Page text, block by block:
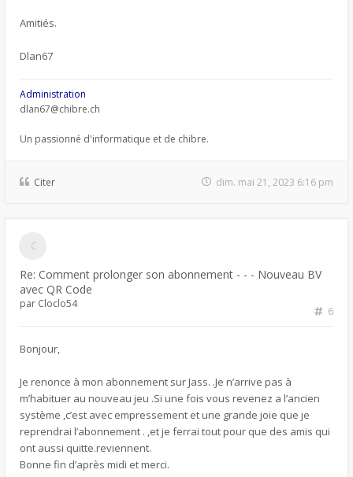
Amitiés.
Dlan67
Administration
dlan67@chibre.ch
Un passionné d'informatique et de chibre.
Citer dim. mai 21, 2023 6:16 pm
Re: Comment prolonger son abonnement - - - Nouveau BV
avec QR Code
6
par Cloclo54
Bonjour,
Je renonce à mon abonnement sur Jass. .Je n’arrive pas à
m’habituer au nouveau jeu .Si une fois vous revenez a l’ancien
système ,c’est avec empressement et une grande joie que je
reprendrai l’abonnement . ,et je ferrai tout pour que des amis qui
ont aussi quitte.reviennent.
Bonne fin d’après midi et merci.